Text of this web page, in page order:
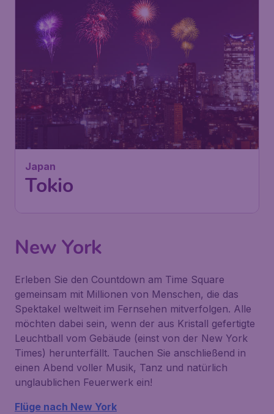
Japan
Tokio
New York
Erleben Sie den Countdown am Time Square
gemeinsam mit Millionen von Menschen, die das
Spektakel weltweit im Fernsehen mitverfolgen. Alle
möchten dabei sein, wenn der aus Kristall gefertigte
Leuchtball vom Gebäude (einst von der New York
Times) herunterfällt. Tauchen Sie anschließend in
einen Abend voller Musik, Tanz und natürlich
unglaublichen Feuerwerk ein!
Flüge nach New York